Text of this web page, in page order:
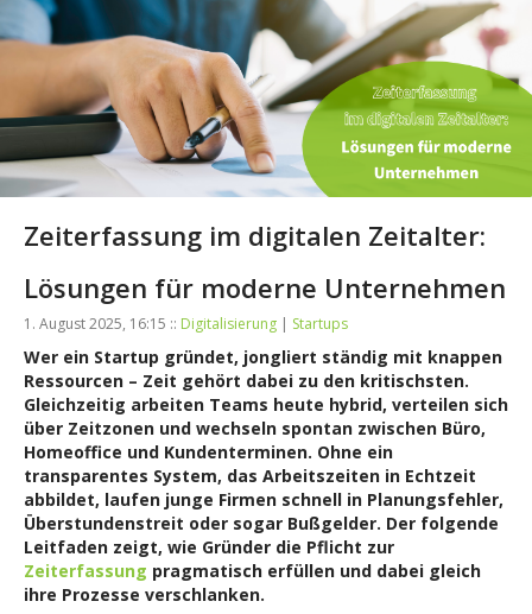
Zeiterfassung im digitalen Zeitalter:
Lösungen für moderne Unternehmen
1. August 2025, 16:15 :: Digitalisierung | Startups
Wer ein Startup gründet, jongliert ständig mit knappen
Ressourcen – Zeit gehört dabei zu den kritischsten.
Gleichzeitig arbeiten Teams heute hybrid, verteilen sich
über Zeitzonen und wechseln spontan zwischen Büro,
Homeoffice und Kundenterminen. Ohne ein
transparentes System, das Arbeitszeiten in Echtzeit
abbildet, laufen junge Firmen schnell in Planungsfehler,
Überstundenstreit oder sogar Bußgelder. Der folgende
Leitfaden zeigt, wie Gründer die Pflicht zur
Zeiterfassung pragmatisch erfüllen und dabei gleich
ihre Prozesse verschlanken.